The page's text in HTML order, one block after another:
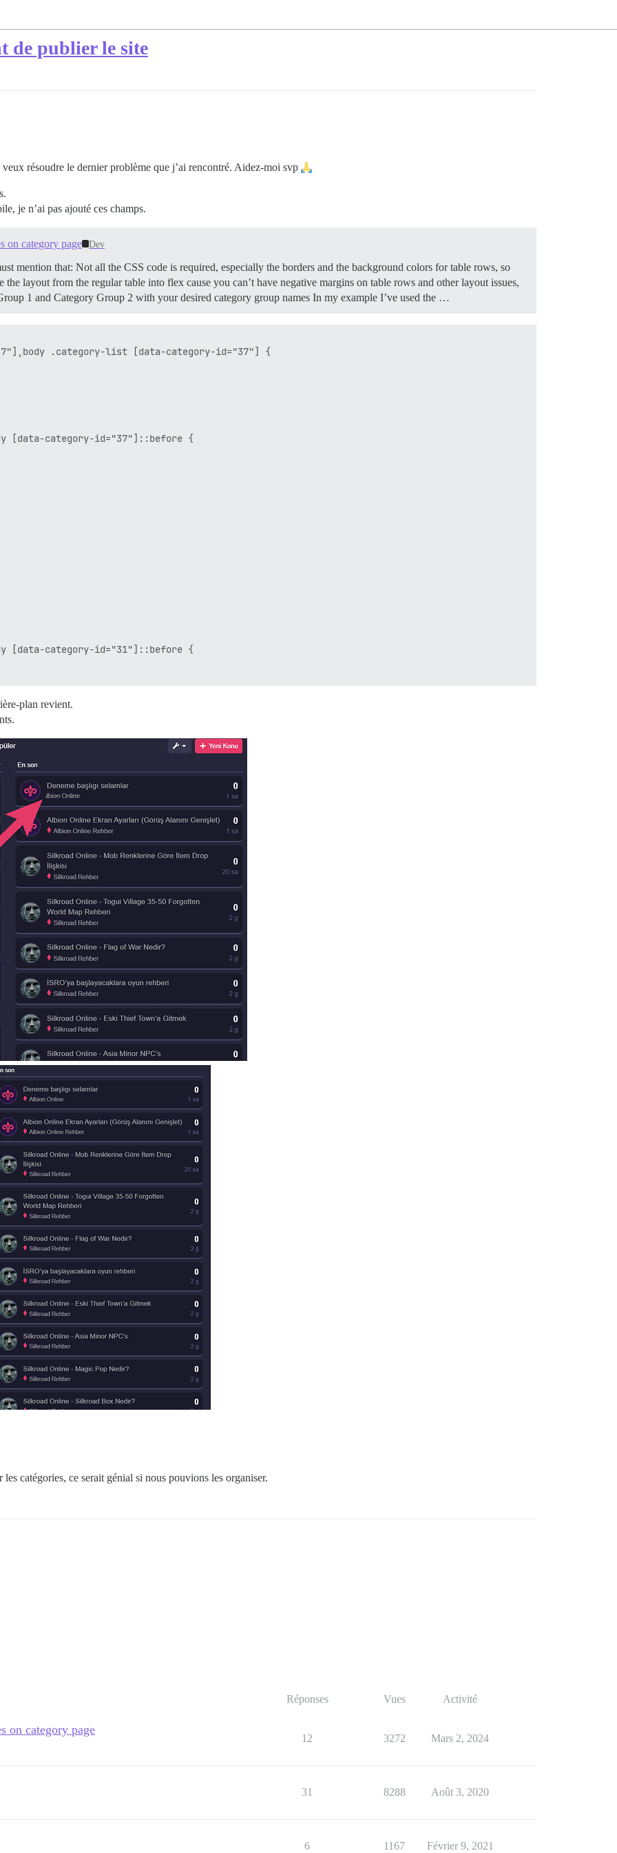
de publier le site
résoudre le dernier problème que j’ai rencontré. Aidez-moi svp
je n’ai pas ajouté ces champs.
on category page Dev
mention that: Not all the CSS code is required, especially the borders and the background colors for table rows, so
layout from the regular table into flex cause you can’t have negative margins on table rows and other layout issues,
1 and Category Group 2 with your desired category group names In my example I’ve used the …
.category-list [data-category-id="37"] {
[data-category-id="37"]::before {
[data-category-id="31"]::before {
.category-list [data-category-id="31"] {
plan revient.
catégories, ce serait génial si nous pouvions les organiser.
Réponses Vues Activité
on category page
12 3272 Mars 2, 2024
31 8288 Août 3, 2020
6 1167 Février 9, 2021